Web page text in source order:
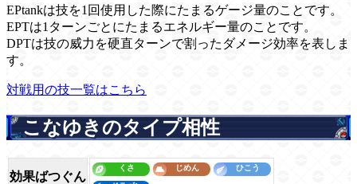
EPtankは技を1回使用した際にたまるゲージ量のことです。
EPTは1ターンごとにたまるエネルギー量のことです。
DPTは技の威力を硬直ターンで割ったダメージ効率を表しま
す。
対戦用の技一覧はこちら
こなゆきのタイプ相性
効果ばつぐん